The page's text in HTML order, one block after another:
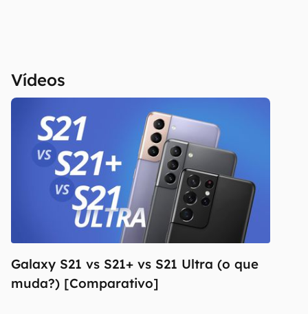
Vídeos
Galaxy S21 vs S21+ vs S21 Ultra (o que
muda?) [Comparativo]